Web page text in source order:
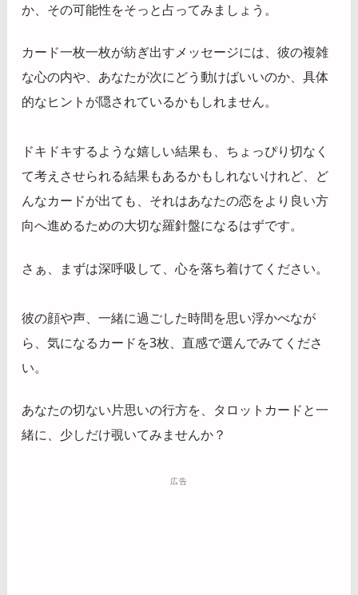
か、その可能性をそっと占ってみましょう。
カード一枚一枚が紡ぎ出すメッセージには、彼の複雑
な心の内や、あなたが次にどう動けばいいのか、具体
的なヒントが隠されているかもしれません。
ドキドキするような嬉しい結果も、ちょっぴり切なく
て考えさせられる結果もあるかもしれないけれど、ど
んなカードが出ても、それはあなたの恋をより良い方
向へ進めるための大切な羅針盤になるはずです。
さぁ、まずは深呼吸して、心を落ち着けてください。
彼の顔や声、一緒に過ごした時間を思い浮かべなが
ら、気になるカードを3枚、直感で選んでみてくださ
い。
あなたの切ない片思いの行方を、タロットカードと一
緒に、少しだけ覗いてみませんか？
広告